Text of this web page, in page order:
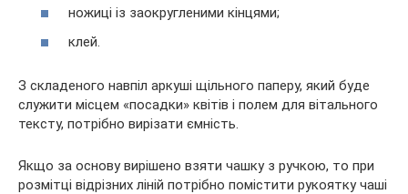
ножиці із заокругленими кінцями;
клей.
З складеного навпіл аркуші щільного паперу, який буде
служити місцем «посадки» квітів і полем для вітального
тексту, потрібно вирізати ємність.
Якщо за основу вирішено взяти чашку з ручкою, то при
розмітці відрізних ліній потрібно помістити рукоятку чаші